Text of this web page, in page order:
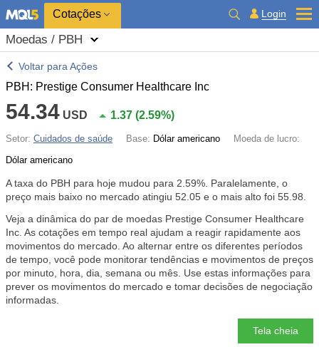
Cotações Login
Moedas / PBH
Voltar para Ações
PBH: Prestige Consumer Healthcare Inc
54.34 USD 1.37 (2.59%)
Setor: Cuidados de saúde Base: Dólar americano
Moeda de lucro:
Dólar americano
A taxa do PBH para hoje mudou para 2.59% . Paralelamente, o
preço mais baixo no mercado atingiu 52.05 e o mais alto foi 55.98.
Veja a dinâmica do par de moedas Prestige Consumer Healthcare
Inc. As cotações em tempo real ajudam a reagir rapidamente aos
movimentos do mercado. Ao alternar entre os diferentes períodos
de tempo, você pode monitorar tendências e movimentos de preços
por minuto, hora, dia, semana ou mês. Use estas informações para
prever os movimentos do mercado e tomar decisões de negociação
informadas.
Tela cheia